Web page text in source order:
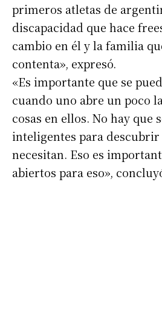
primeros atletas de
discapacidad que hace
cambio en él y la familia
contenta», expresó.
«Es importante que se
cuando uno abre un poco
cosas en ellos. No hay que
inteligentes para descubrir
necesitan. Eso es
abiertos para eso»,